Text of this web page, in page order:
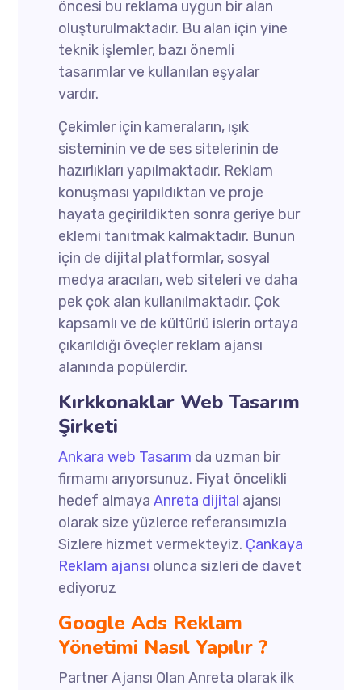
öncesi bu reklama uygun bir alan
oluşturulmaktadır. Bu alan için yine
teknik işlemler, bazı önemli
tasarımlar ve kullanılan eşyalar
vardır.
Çekimler için kameraların, ışık
sisteminin ve de ses sitelerinin de
hazırlıkları yapılmaktadır. Reklam
konuşması yapıldıktan ve proje
hayata geçirildikten sonra geriye bur
eklemi tanıtmak kalmaktadır. Bunun
için de dijital platformlar, sosyal
medya aracıları, web siteleri ve daha
pek çok alan kullanılmaktadır. Çok
kapsamlı ve de kültürlü islerin ortaya
çıkarıldığı öveçler reklam ajansı
alanında popülerdir.
Kırkkonaklar Web Tasarım
Şirketi
Ankara web Tasarım da uzman bir
firmamı arıyorsunuz. Fiyat öncelikli
hedef almayaAnreta dijital ajansı
olarak size yüzlerce referansımızla
Sizlere hizmet vermekteyiz. Çankaya
Reklam ajansı olunca sizleri de davet
ediyoruz
Google Ads Reklam
Yönetimi Nasıl Yapılır ?
Partner Ajansı Olan Anreta olarak ilk